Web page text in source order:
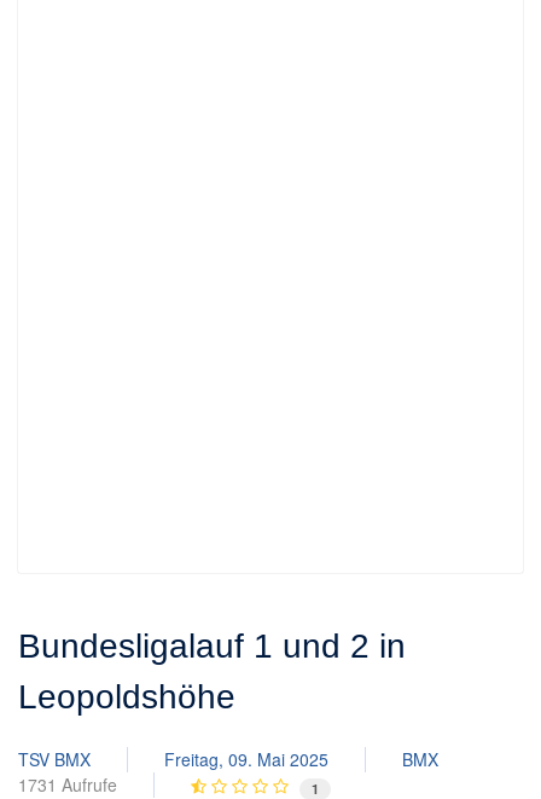
Bundesligalauf 1 und 2 in
Leopoldshöhe
TSV BMX Freitag, 09. Mai 2025
BMX
1731 Aufrufe
1